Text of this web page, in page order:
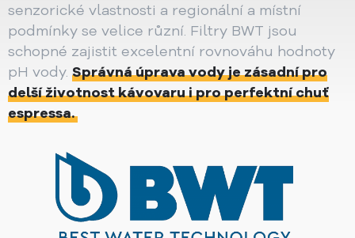
senzorické vlastnosti a regionální a místní
podmínky se velice různí. Filtry BWT jsou
schopné zajistit excelentní rovnováhu hodnoty
pH vody. Správná úprava vody je zásadní pro
delší životnost kávovaru i pro perfektní chuť
espressa.